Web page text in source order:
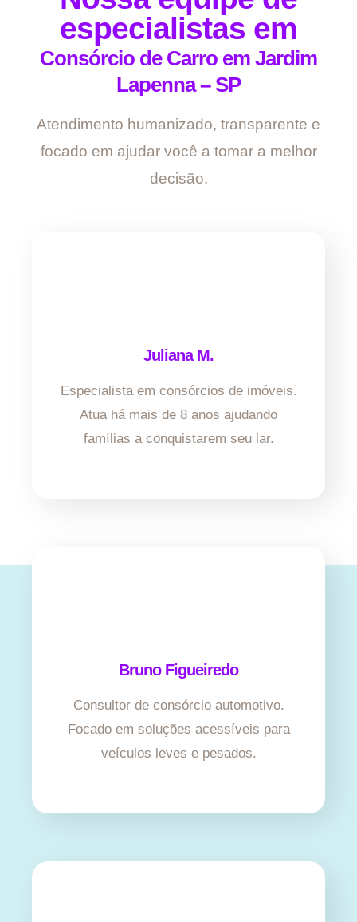
especialistas em
Consórcio de Carro em Jardim
Lapenna – SP
Atendimento humanizado, transparente e
focado em ajudar você a tomar a melhor
decisão.
Juliana M.
Especialista em consórcios de imóveis.
Atua há mais de 8 anos ajudando
famílias a conquistarem seu lar.
Bruno Figueiredo
Consultor de consórcio automotivo.
Focado em soluções acessíveis para
veículos leves e pesados.